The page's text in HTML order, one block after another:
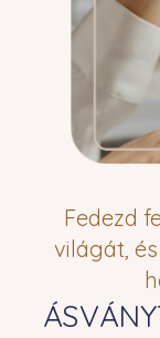
Fedezd
világát,